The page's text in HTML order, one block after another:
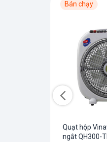
Bán chạy
Quạt hộp
ngắt QH300-